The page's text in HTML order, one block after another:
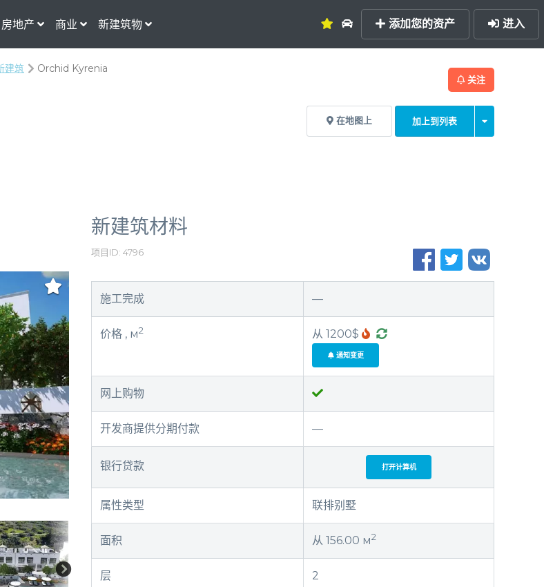
房地产 商业 新建筑物 添加您的资产 进入
建筑 Orchid Kyrenia
关注
在地图上 加上到列表
新建筑材料
项目ID: 4796
施工完成 —
价格 , м2 从 1200$
通知变更
网上购物
开发商提供分期付款 —
银行贷款 打开计算机
属性类型 联排别墅
面积 从 156.00 м2
层 2